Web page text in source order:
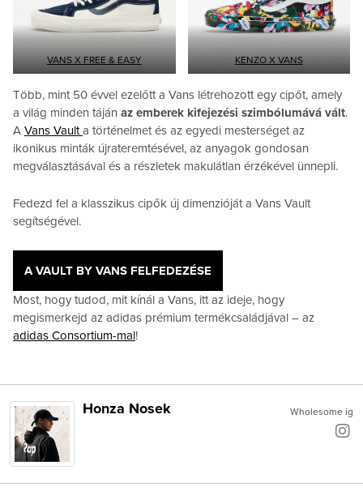
VANS X FREE & EASY KENZO X VANS
Több, mint 50 évvel ezelőtt a Vans létrehozott egy cipőt, amely
a világ minden táján az emberek kifejezési szimbólumává vált.
A Vans Vaulta történelmet és az egyedi mesterséget az
ikonikus minták újrateremtésével, az anyagok gondosan
megválasztásával és a részletek makulátlan érzékével ünnepli.
Fedezd fel a klasszikus cipők új dimenzióját a Vans Vault
segítségével.
A VAULT BY VANS FELFEDEZÉSE
Most, hogy tudod, mit kínál a Vans, itt az ideje, hogy
megismerkejd az adidas prémium termékcsaládjával – az
adidas Consortium-mal!
Wholesome ig
Honza Nosek